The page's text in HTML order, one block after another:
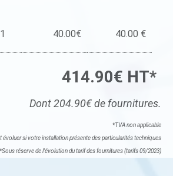
1 40.00€ 40.00 €
414.90€ HT*
Dont 204.90€ de fournitures.
*TVA non applicable
évoluer si votre installation présente des particularités techniques
*Sous réserve de l'évolution du tarif des fournitures (tarifs 09/2023)